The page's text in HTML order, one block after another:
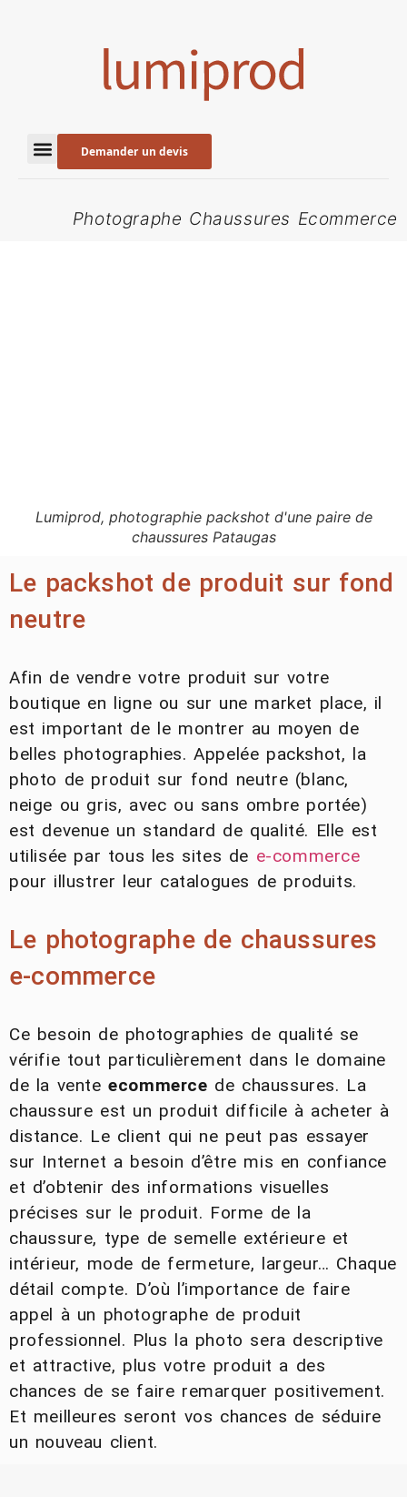
Demander un devis
Photographe Chaussures Ecommerce
Lumiprod, photographie packshot d'une paire de
chaussures Pataugas
Le packshot de produit sur fond
neutre
Afin de vendre votre produit sur votre
boutique en ligne ou sur une market place, il
est important de le montrer au moyen de
belles photographies. Appelée packshot, la
photo de produit sur fond neutre (blanc,
neige ou gris, avec ou sans ombre portée)
est devenue un standard de qualité. Elle est
utilisée par tous les sites de e-commerce
pour illustrer leur catalogues de produits.
Le photographe de chaussures
e-commerce
Ce besoin de photographies de qualité se
vérifie tout particulièrement dans le domaine
de la venteecommerce de chaussures. La
chaussure est un produit difficile à acheter à
distance. Le client qui ne peut pas essayer
sur Internet a besoin d’être mis en confiance
et d’obtenir des informations visuelles
précises sur le produit. Forme de la
chaussure, type de semelle extérieure et
intérieur, mode de fermeture, largeur… Chaque
détail compte. D’où l’importance de faire
appel à un photographe de produit
professionnel. Plus la photo sera descriptive
et attractive, plus votre produit a des
chances de se faire remarquer positivement.
Et meilleures seront vos chances de séduire
un nouveau client.